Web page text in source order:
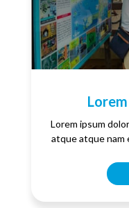
Lorem ipsum
atque atque